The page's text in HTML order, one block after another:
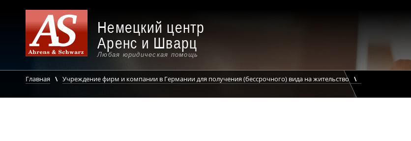
Немецкий центр
Аренс и Шварц
Любая юридическая помощь
Главная Учреждение фирм и компании в Германии для получения (бессрочного) вида на жительство